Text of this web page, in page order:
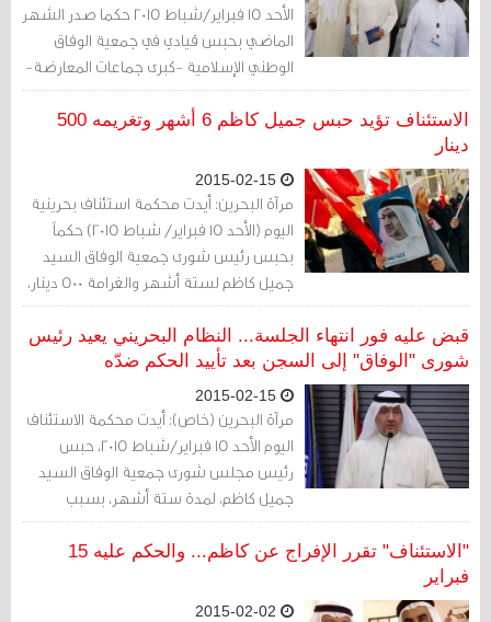
الأحد 15 فبراير/شباط 2015 حكما صدر الشهر
الماضي بحبس قيادي في جمعية الوفاق
الوطني الإسلامية -كبرى جماعات المعارضة-
ستة أشهر لكتابته تعليقات على تويتر حول
تمويل سياسي للانتخابات.
الاستئناف تؤيد حبس جميل كاظم 6 أشهر وتغريمه 500
دينار
مرآة البحرين: أيدت محكمة استئناف بحرينية
اليوم (الأحد 15 فبراير/ شباط 2015) حكماً
بحبس رئيس شورى جمعية الوفاق السيد
جميل كاظم لستة أشهر والغرامة 500 دينار،
لتغريدة كتبها في موقع التواصل الاجتماعي
بشأن الانتخابات.
قبض عليه فور انتهاء الجلسة... النظام البحريني يعيد رئيس
شورى "الوفاق" إلى السجن بعد تأييد الحكم ضدّه
مرآة البحرين (خاص): أيدت محكمة الاستئناف
اليوم الأحد 15 فبراير/شباط 2015، حبس
رئيس مجلس شورى جمعية الوفاق السيد
جميل كاظم، لمدة ستة أشهر، بسبب
تغريدة فضح فيها المال السياسي في
الانتخابات الأخيرة.
"الاستئناف" تقرر الإفراج عن كاظم... والحكم عليه 15
فبراير